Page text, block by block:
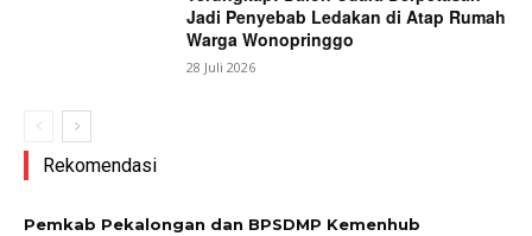
Jadi Penyebab Ledakan di Atap Rumah
Warga Wonopringgo
28 Juli 2026
Rekomendasi
Pemkab Pekalongan dan BPSDMP Kemenhub